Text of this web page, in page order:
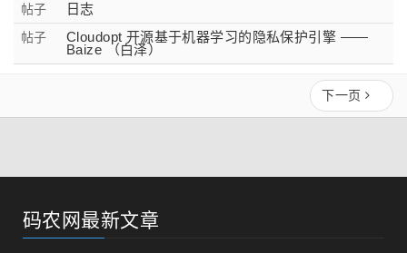
帖子 日志
帖子
Cloudopt 开源基于机器学习的隐私保护引擎 ——
Baize （白泽）
下一页
码农网最新文章